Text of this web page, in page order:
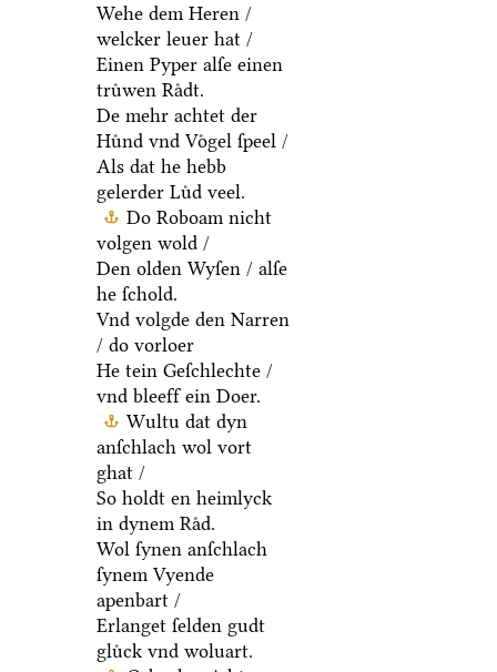
Wehe dem Heren /
welcker leuer hat /
Einen Pyper alſe einen
truͤwen Raͤdt.
De mehr achtet der
Huͤnd vnd Voͤgel ſpeel /
Als dat he hebb
gelerder Luͤd veel.
Do Roboam nicht
volgen wold /
Den olden Wyſen / alſe
he ſchold.
Vnd volgde den Narren
/ do vorloer
He tein Geſchlechte /
vnd bleeff ein Doer.
Wultu dat dyn
anſchlach wol vort
ghat /
So holdt en heimlyck
in dynem Raͤd.
Wol ſynen anſchlach
ſynem Vyende
apenbart /
Erlanget ſelden gudt
gluͤck vnd woluart.